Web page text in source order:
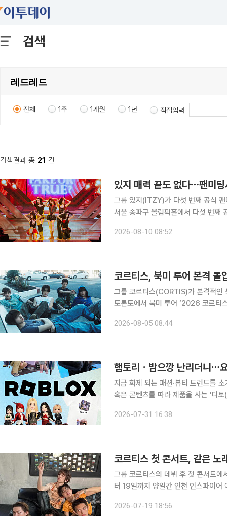
검색
전체 1주 1개월 1년 직접입력
검색결과 총 21 건
있지 매력 끝도 없다⋯팬미
그룹 있지(ITZY)가 다섯 번째 공식 팬미팅
서울 송파구 올림픽홀에서 다섯 번
통한 온라인 유료 생중계를 진행하고
2026-08-10 08:52
코르티스, 북미 투어 본격
그룹 코르티스(CORTIS)가 본격적인 북미 투어에 나선다. 코
토론토에서 북미 투어 ‘2026 코르
첫 투어를 북미로 본격 확장하는 무대
2026-08-05 08:44
햄토리ㆍ밤으깡 난리더니⋯
지금 화제 되는 패션·뷰티 트렌드를
혹은 콘텐츠를 따라 제품을 사는 '디
주인공들입니다. 짧은 영상 하나로 수
2026-07-31 16:38
코르티스 첫 콘서트, 같은
그룹 코르티스의 데뷔 후 첫 콘서트에서 극과 극 반
터 19일까지 양일간 인천 인스파이어
연이다. 하지만 기대와 달리 첫 공연
2026-07-19 18:56